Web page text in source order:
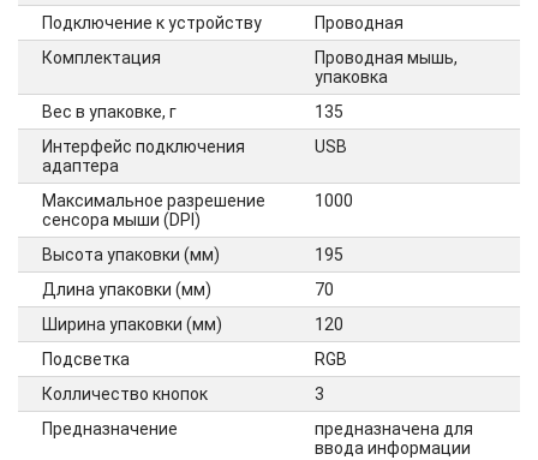
Подключение к устройству
Проводная
Комплектация
Проводная мышь,
упаковка
Вес в упаковке, г
135
Интерфейс подключения
адаптера
USB
Максимальное разрешение
сенсора мыши (DPI)
1000
Высота упаковки (мм)
195
Длина упаковки (мм)
70
Ширина упаковки (мм)
120
Подсветка
RGB
Колличество кнопок
3
Предназначение
предназначена для
ввода информации